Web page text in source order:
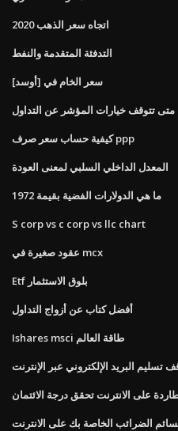
اتجاه سعر الذهب 2020
التدفئة المتقدمة والنفط
سعر الخام في [أوسد]
متى تتوقف خيارات المؤشر عن التداول
كيفية حساب سعر صرف ppp
المعدل الداخلي السلبي لمعنى العودة
ما هي الدولارات الفضية بقيمة 1972
S corp vs c corp vs llc chart
عقود صغيرة في mcx
Etf بلوق الاستثمار
أفضل كتاب عن أزواج التداول
Ishares msci طاقة العالم
تسليم البريد الإلكتروني عبر الإنترنت
على الانترنت تحقق درجة الائتمان
الضرائب الخاصة بك على الانترنت